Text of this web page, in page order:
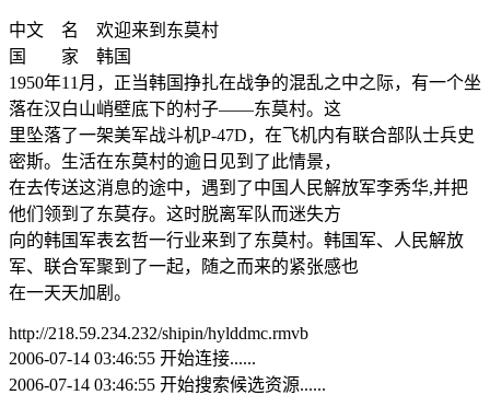
中文 名 欢迎来到东莫村
国 家 韩国
1950年11月，正当韩国挣扎在战争的混乱之中之际，有一个坐
落在汉白山峭壁底下的村子——东莫村。这
里坠落了一架美军战斗机P-47D，在飞机内有联合部队士兵史
密斯。生活在东莫村的逾日见到了此情景，
在去传送这消息的途中，遇到了中国人民解放军李秀华,并把
他们领到了东莫存。这时脱离军队而迷失方
向的韩国军表玄哲一行业来到了东莫村。韩国军、人民解放
军、联合军聚到了一起，随之而来的紧张感也
在一天天加剧。
http://218.59.234.232/shipin/hylddmc.rmvb
2006-07-14 03:46:55 开始连接......
2006-07-14 03:46:55 开始搜索候选资源......